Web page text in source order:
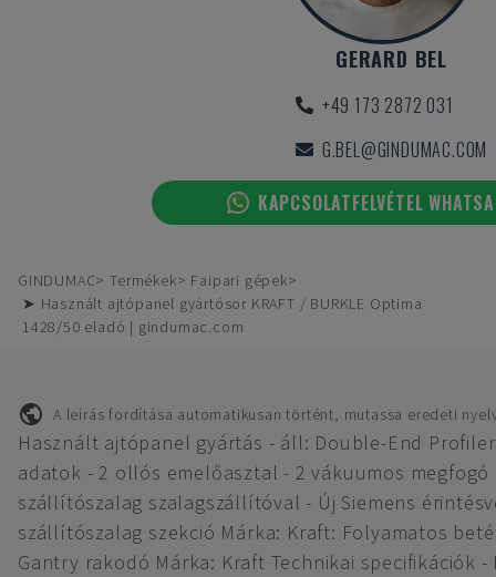
GERARD BEL
+49 173 2872 031
G.BEL@GINDUMAC.COM
KAPCSOLATFELVÉTEL
GINDUMAC Termékek
Faipari gépek
➤ Használt ajtópanel gyártósor KRAFT / BURKLE Optima
1428/50 eladó | gindumac.com
A leírás fordítása automatikusan történt, mutassa eredeti
Használt ajtópanel gyártás - áll: Double-End
adatok - 2 ollós emelőasztal - 2 vákuumos
szállítószalag szalagszállítóval - Új Siemens
szállítószalag szekció Márka: Kraft: Folyamatos
Gantry rakodó Márka: Kraft Technikai specifikációk